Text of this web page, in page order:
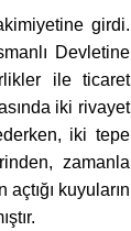
girdi.
Devletine
ile ticaret
iki rivayet
iki tepe
zamanla
kuyuların